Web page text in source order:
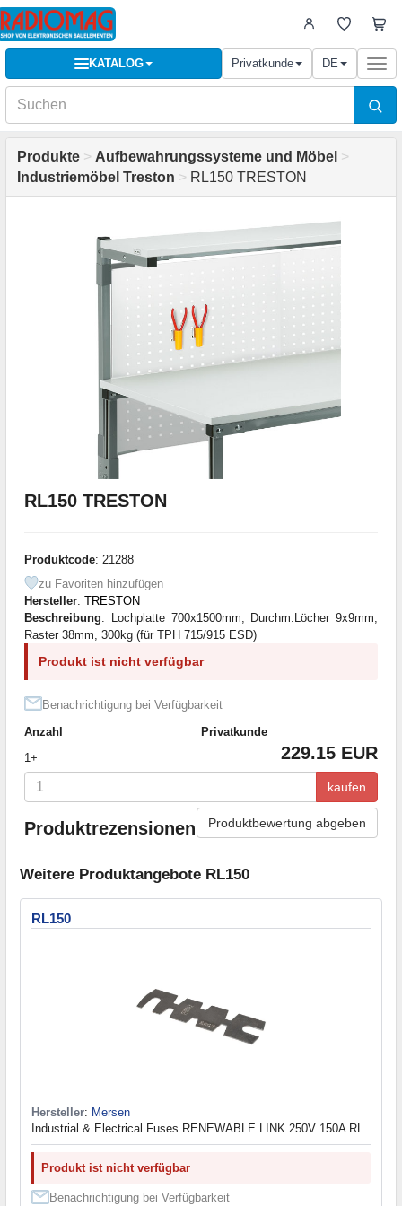
KATALOG Privatkunde DE
Produkte > Aufbewahrungssysteme und Möbel >
Industriemöbel Treston > RL150 TRESTON
RL150 TRESTON
Produktcode: 21288
zu Favoriten hinzufügen
Hersteller: TRESTON
Beschreibung: Lochplatte 700x1500mm, Durchm.Löcher 9x9mm,
Raster 38mm, 300kg (für TPH 715/915 ESD)
Produkt ist nicht verfügbar
Benachrichtigung bei Verfügbarkeit
Anzahl
Privatkunde
1+
229.15 EUR
kaufen
Produktrezensionen Produktbewertung abgeben
Weitere Produktangebote RL150
RL150
Hersteller: Mersen
Industrial & Electrical Fuses RENEWABLE LINK 250V 150A RL
Produkt ist nicht verfügbar
Benachrichtigung bei Verfügbarkeit